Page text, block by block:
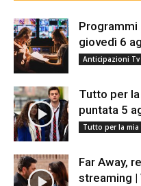
giovedì 6
Anticipazioni Tv
Tutto per
puntata 5
Tutto per la mia
Far Away,
streaming